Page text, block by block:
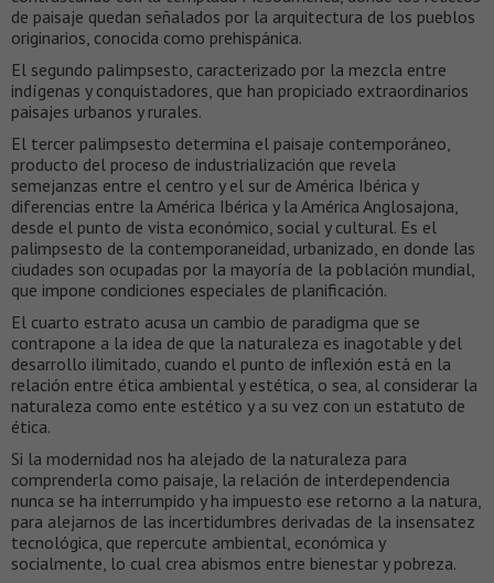
de paisaje quedan señalados por la arquitectura de los pueblos
originarios, conocida como prehispánica.
El segundo palimpsesto, caracterizado por la mezcla entre
indígenas y conquistadores, que han propiciado extraordinarios
paisajes urbanos y rurales.
El tercer palimpsesto determina el paisaje contemporáneo,
producto del proceso de industrialización que revela
semejanzas entre el centro y el sur de América Ibérica y
diferencias entre la América Ibérica y la América Anglosajona,
desde el punto de vista económico, social y cultural. Es el
palimpsesto de la contemporaneidad, urbanizado, en donde las
ciudades son ocupadas por la mayoría de la población mundial,
que impone condiciones especiales de planificación.
El cuarto estrato acusa un cambio de paradigma que se
contrapone a la idea de que la naturaleza es inagotable y del
desarrollo ilimitado, cuando el punto de inflexión está en la
relación entre ética ambiental y estética, o sea, al considerar la
naturaleza como ente estético y a su vez con un estatuto de
ética.
Si la modernidad nos ha alejado de la naturaleza para
comprenderla como paisaje, la relación de interdependencia
nunca se ha interrumpido y ha impuesto ese retorno a la natura,
para alejarnos de las incertidumbres derivadas de la insensatez
tecnológica, que repercute ambiental, económica y
socialmente, lo cual crea abismos entre bienestar y pobreza.